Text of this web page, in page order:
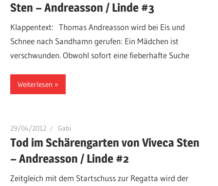
Sten – Andreasson / Linde #3
Klappentext: Thomas Andreasson wird bei Eis und
Schnee nach Sandhamn gerufen: Ein Mädchen ist
verschwunden. Obwohl sofort eine fieberhafte Suche
Weiterlesen
29/04/2012 Gabi
Tod im Schärengarten von Viveca Sten
– Andreasson / Linde #2
Zeitgleich mit dem Startschuss zur Regatta wird der